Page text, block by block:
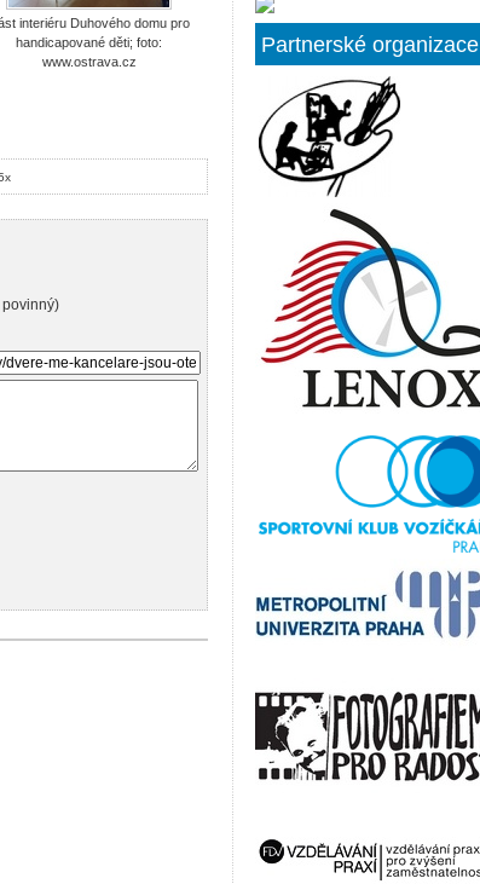
interiéru Duhového domu pro
handicapované děti; foto:
www.ostrava.cz
Partnerské organizace